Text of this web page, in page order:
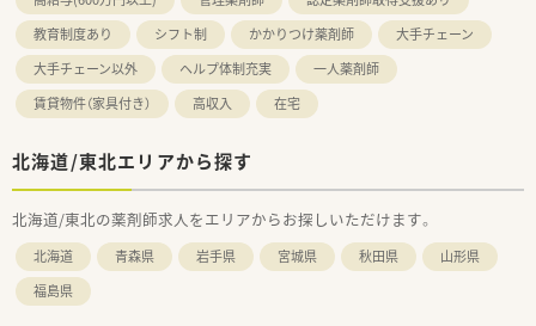
教育制度あり
シフト制 かかりつけ薬剤師
大手チェーン
大手チェーン以外
ヘルプ体制充実
一人薬剤師
賃貸物件（家具付き）
高収入 在宅
北海道/東北エリアから探す
北海道/東北の薬剤師求人をエリアからお探しいただけます。
北海道 青森県 岩手県 宮城県 秋田県
山形県
福島県